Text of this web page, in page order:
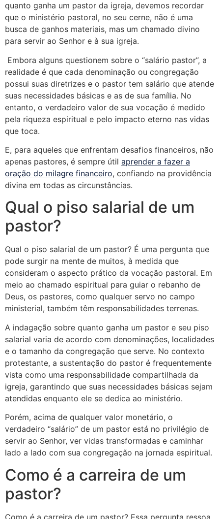
quanto ganha um pastor da igreja, devemos recordar
que o ministério pastoral, no seu cerne, não é uma
busca de ganhos materiais, mas um chamado divino
para servir ao Senhor e à sua igreja.
Embora alguns questionem sobre o “salário pastor”, a
realidade é que cada denominação ou congregação
possui suas diretrizes e o pastor tem salário que atende
suas necessidades básicas e as de sua família. No
entanto, o verdadeiro valor de sua vocação é medido
pela riqueza espiritual e pelo impacto eterno nas vidas
que toca.
E, para aqueles que enfrentam desafios financeiros, não
apenas pastores, é sempre útil aprender a fazer a
oração do milagre financeiro, confiando na providência
divina em todas as circunstâncias.
Qual o piso salarial de um
pastor?
Qual o piso salarial de um pastor? É uma pergunta que
pode surgir na mente de muitos, à medida que
consideram o aspecto prático da vocação pastoral. Em
meio ao chamado espiritual para guiar o rebanho de
Deus, os pastores, como qualquer servo no campo
ministerial, também têm responsabilidades terrenas.
A indagação sobre quanto ganha um pastor e seu piso
salarial varia de acordo com denominações, localidades
e o tamanho da congregação que serve. No contexto
protestante, a sustentação do pastor é frequentemente
vista como uma responsabilidade compartilhada da
igreja, garantindo que suas necessidades básicas sejam
atendidas enquanto ele se dedica ao ministério.
Porém, acima de qualquer valor monetário, o
verdadeiro “salário” de um pastor está no privilégio de
servir ao Senhor, ver vidas transformadas e caminhar
lado a lado com sua congregação na jornada espiritual.
Como é a carreira de um
pastor?
Como é a carreira de um pastor? Essa pergunta ressoa